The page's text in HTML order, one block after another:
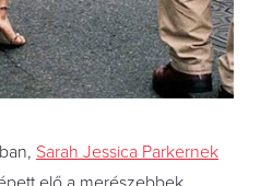
Sarah Jessica Parkernek